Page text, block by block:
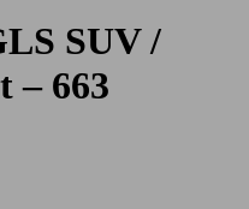
SUV /
– 663